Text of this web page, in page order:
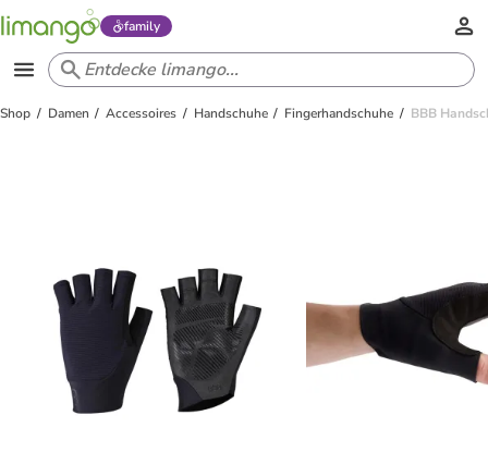
family
Shop Damen Accessoires Handschuhe Fingerhandschuhe BBB